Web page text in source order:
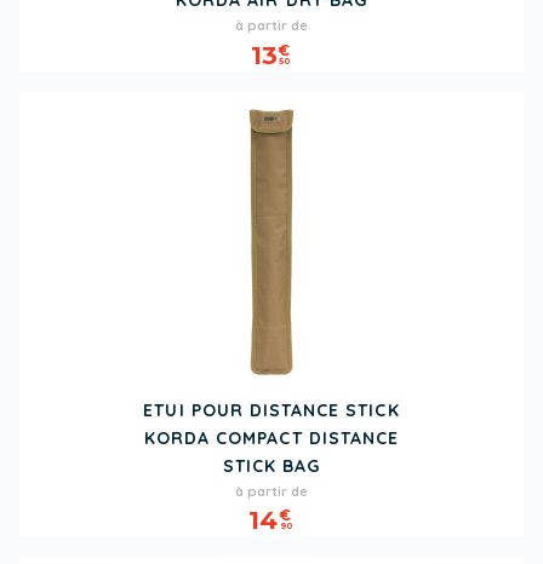
Prix
à partir de
13€
50
ETUI POUR DISTANCE STICK
KORDA COMPACT DISTANCE
STICK BAG
Prix
à partir de
14€
90